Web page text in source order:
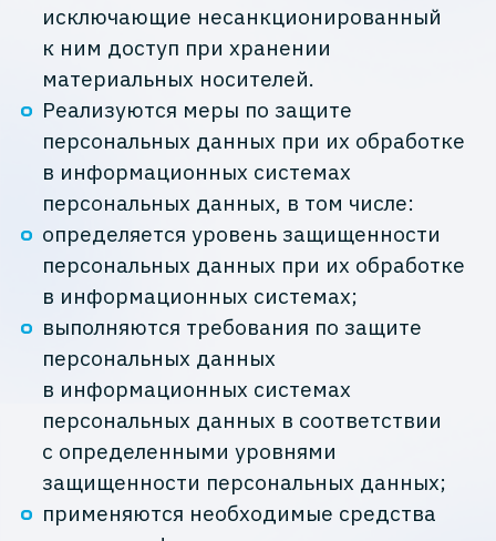
исключающие несанкционированный
к ним доступ при хранении
материальных носителей.
Реализуются меры по защите
персональных данных при их обработке
в информационных системах
персональных данных, в том числе:
определяется уровень защищенности
персональных данных при их обработке
в информационных системах;
выполняются требования по защите
персональных данных
в информационных системах
персональных данных в соответствии
с определенными уровнями
защищенности персональных данных;
применяются необходимые средства